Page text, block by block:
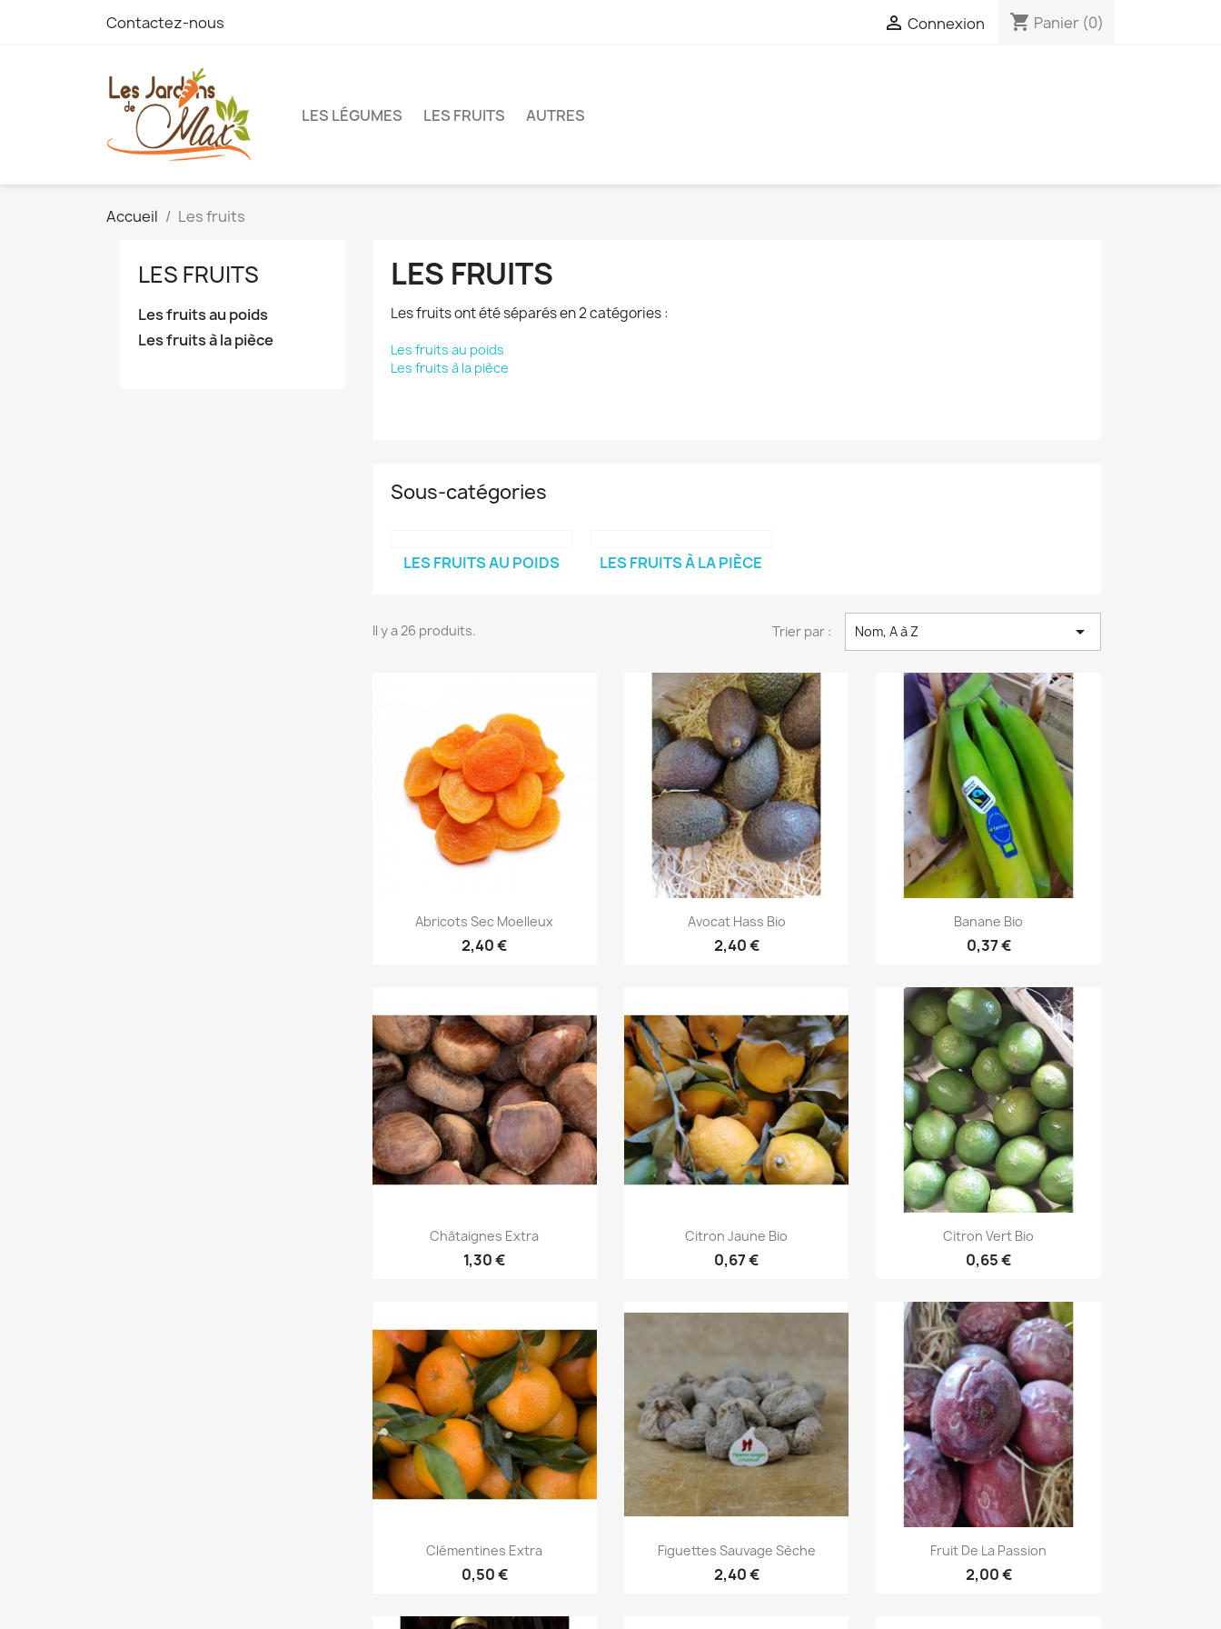
Contactez-nous  Connexion shopping_cart Panier (0)
LES LÉGUMES LES FRUITS AUTRES
Accueil Les fruits
LES FRUITS
Les fruits au poids
Les fruits à la pièce
LES FRUITS
Les fruits ont été séparés en 2 catégories :
Les fruits au poids
Les fruits à la pièce
Sous-catégories
LES FRUITS AU POIDS LES FRUITS À LA PIÈCE
Il y a 26 produits. Trier par : Nom, A à Z 
Aperçu rapide
Abricots Sec Moelleux
2,40 €
Aperçu rapide
Avocat Hass Bio
2,40 €
Aperçu rapide
Banane Bio
0,37 €
Aperçu rapide
Châtaignes Extra
1,30 €
Aperçu rapide
Citron Jaune Bio
0,67 €
Aperçu rapide
Citron Vert Bio
0,65 €
Aperçu rapide
Clémentines Extra
0,50 €
Aperçu rapide
Figuettes Sauvage Sèche
2,40 €
Aperçu rapide
Fruit De La Passion
2,00 €